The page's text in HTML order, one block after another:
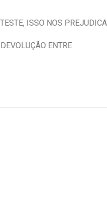
ISSO NOS PREJUDICA
ENTRE